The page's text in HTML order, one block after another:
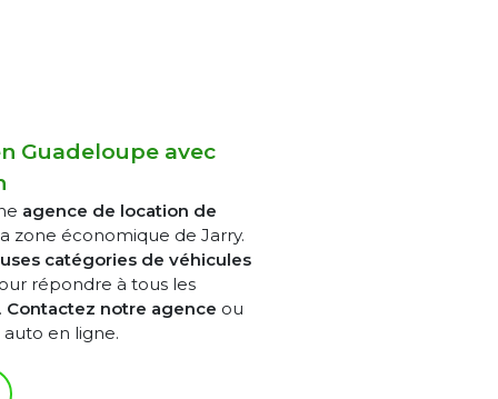
Guadeloupe avec
agence de location de
zone économique de Jarry.
catégories de véhicules
répondre à tous les
Contactez notre agence ou
en ligne.